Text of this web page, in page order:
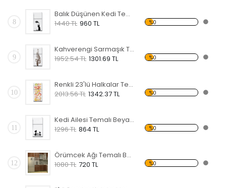
8
Balık Düşünen Kedi Temalı Beyaz Eşya Sticker
1440 TL 960 TL %0
9
Kahverengi Sarmaşık Temalı Beyaz Eşya Sticker
1952.54 TL 1301.69 TL %0
10
Renkli 23'lü Halkalar Temalı Beyaz Eşya Sticker
2013.56 TL 1342.37 TL %0
11
Kedi Ailesi Temalı Beyaz Eşya Sticker
1296 TL 864 TL %0
12
Örümcek Ağı Temalı Beyaz Eşya Sticker
1080 TL 720 TL %0